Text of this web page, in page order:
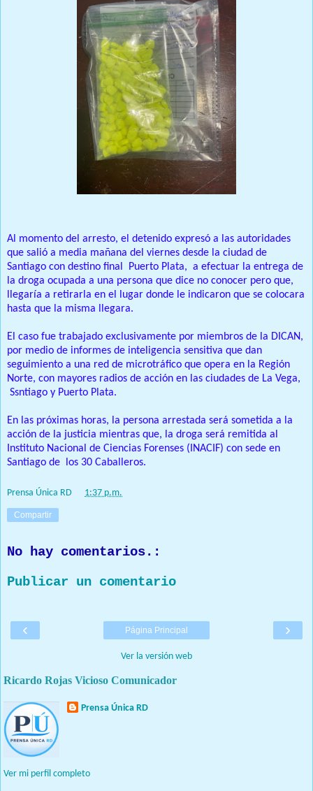
Al momento del arresto, el detenido expresó a las autoridades
que salió a media mañana del viernes desde la ciudad de
Santiago con destino final Puerto Plata, a efectuar la entrega de
la droga ocupada a una persona que dice no conocer pero que,
llegaría a retirarla en el lugar donde le indicaron que se colocara
hasta que la misma llegara.
El caso fue trabajado exclusivamente por miembros de la DICAN,
por medio de informes de inteligencia sensitiva que dan
seguimiento a una red de microtráfico que opera en la Región
Norte, con mayores radios de acción en las ciudades de La Vega,
Ssntiago y Puerto Plata.
En las próximas horas, la persona arrestada será sometida a la
acción de la justicia mientras que, la droga será remitida al
Instituto Nacional de Ciencias Forenses (INACIF) con sede en
Santiago de los 30 Caballeros.
Prensa Única RD 1:37 p.m.
Compartir
No hay comentarios.:
Publicar un comentario
‹ ›
Página Principal
Ver la versión web
Ricardo Rojas Vicioso Comunicador
Prensa Única RD
Ver mi perfil completo